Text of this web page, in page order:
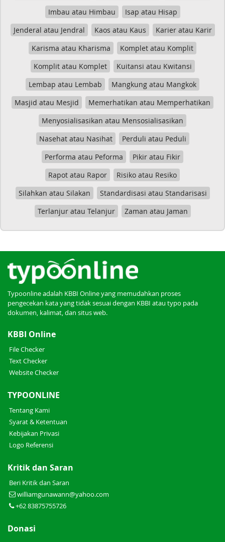
Imbau atau Himbau
Isap atau Hisap
Jenderal atau Jendral
Kaos atau Kaus
Karier atau Karir
Karisma atau Kharisma
Komplet atau Komplit
Komplit atau Komplet
Kuitansi atau Kwitansi
Lembap atau Lembab
Mangkung atau Mangkok
Masjid atau Mesjid
Memerhatikan atau Memperhatikan
Menyosialisasikan atau Mensosialisasikan
Nasehat atau Nasihat
Perduli atau Peduli
Performa atau Peforma
Pikir atau Fikir
Rapot atau Rapor
Risiko atau Resiko
Silahkan atau Silakan
Standardisasi atau Standarisasi
Terlanjur atau Telanjur
Zaman atau Jaman
Typoonline adalah KBBI Online yang memudahkan proses
pengecekan kata yang tidak sesuai dengan KBBI atau typo pada
dokumen, kalimat, dan situs web.
KBBI Online
File Checker
Text Checker
Website Checker
TYPOONLINE
Tentang Kami
Syarat & Ketentuan
Kebijakan Privasi
Logo Referensi
Kritik dan Saran
Beri Kritik dan Saran
williamgunawann@yahoo.com
+62 83875755726
Donasi